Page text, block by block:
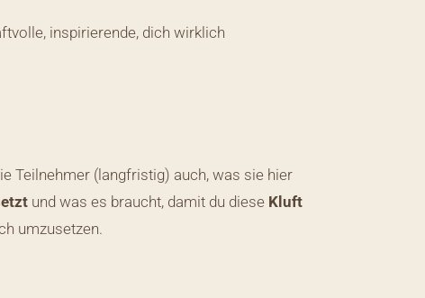
inspirierende, dich wirklich
Teilnehmer (langfristig) auch, was sie hier
und was es braucht, damit du diese Kluft
umzusetzen.